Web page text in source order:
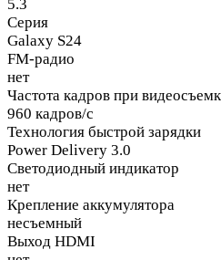
5.3
Серия
Galaxy S24
FM-радио
нет
Частота кадров при
960 кадров/с
Технология быстрой зарядки
Power Delivery 3.0
Светодиодный индикатор
нет
Крепление аккумулятора
несъемный
Выход HDMI